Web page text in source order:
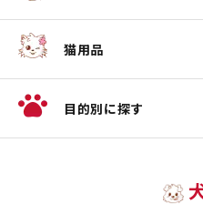
猫用品
目的別に探す